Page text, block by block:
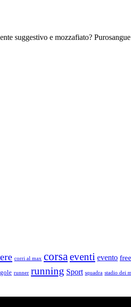
suggestivo e mozzafiato?
corri al max corsa eventi evento
runner running Sport squadra stadio dei